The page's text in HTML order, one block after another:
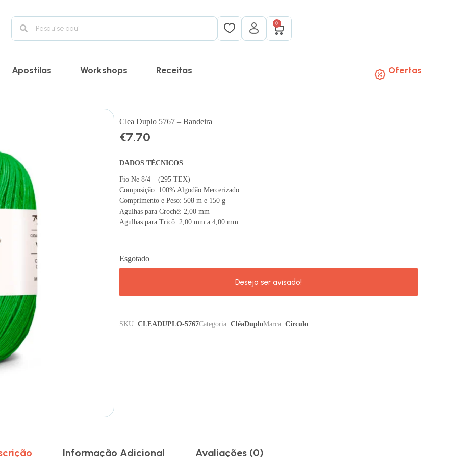
0
Apostilas Workshops Receitas Ofertas
Clea Duplo 5767 – Bandeira
€7.70
DADOS TÉCNICOS
Fio Ne 8/4 – (295 TEX)
Composição: 100% Algodão Mercerizado
Comprimento e Peso: 508 m e 150 g
Agulhas para Crochê: 2,00 mm
Agulhas para Tricô: 2,00 mm a 4,00 mm
Esgotado
SKU: CLEADUPLO-5767Categoria: CléaDuploMarca: Círculo
Informação Adicional Avaliações (0)